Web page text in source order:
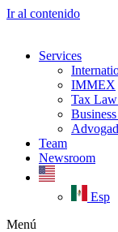
Ir al contenido
Services
IMMEX
Tax
Team
Newsroom
Esp
Menú